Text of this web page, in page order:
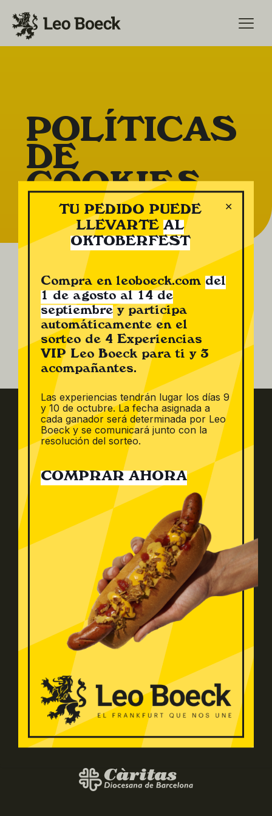
POLÍTICAS
DE
COOKIES
Carrer del Mig, 19 08110 Montcada i Reixac Barcelona Spain
+93 575 1153 | info@leoboeck.com
Síguenos:
MENÚ COMPRA
Esencia
Productos
Bocadillos
Restauración
Contacto
Tienda
Carrito
Mi cuenta
COLABORA CON
✕
TU PEDIDO PUEDE
LLEVARTE AL
OKTOBERFEST
Compra en leoboeck.com del
1 de agosto al 14 de
septiembrey participa
automáticamente en el
sorteo de 4 Experiencias
VIP Leo Boeck para ti y 3
acompañantes.
Las experiencias tendrán lugar los días 9
y 10 de octubre. La fecha asignada a
cada ganador será determinada por Leo
Boeck y se comunicará junto con la
resolución del sorteo.
COMPRAR AHORA